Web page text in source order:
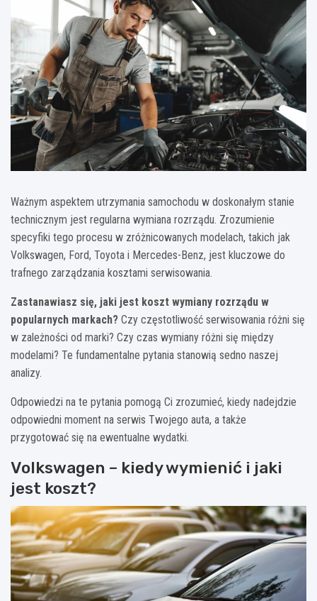
Ważnym aspektem utrzymania samochodu w doskonałym stanie
technicznym jest regularna wymiana rozrządu. Zrozumienie
specyfiki tego procesu w zróżnicowanych modelach, takich jak
Volkswagen, Ford, Toyota i Mercedes-Benz, jest kluczowe do
trafnego zarządzania kosztami serwisowania.
Zastanawiasz się, jaki jest koszt wymiany rozrządu w
popularnych markach? Czy częstotliwość serwisowania różni się
w zależności od marki? Czy czas wymiany różni się między
modelami? Te fundamentalne pytania stanowią sedno naszej
analizy.
Odpowiedzi na te pytania pomogą Ci zrozumieć, kiedy nadejdzie
odpowiedni moment na serwis Twojego auta, a także
przygotować się na ewentualne wydatki.
Volkswagen – kiedy wymienić i jaki
jest koszt?